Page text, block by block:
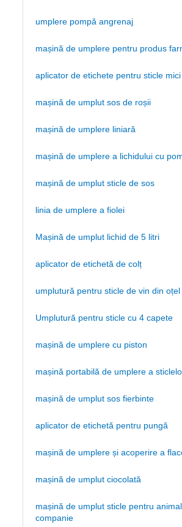
umplere pompă angrenaj
mașină de umplere pentru produs
aplicator de etichete pentru sticle mici
mașină de umplut sos de roșii
mașină de umplere liniară
mașină de umplere a lichidului cu
mașină de umplut sticle de sos
linia de umplere a fiolei
Mașină de umplut lichid de 5 litri
aplicator de etichetă de colț
umplutură pentru sticle de vin din
Umplutură pentru sticle cu 4 capete
mașină de umplere cu piston
mașină portabilă de umplere a
mașină de umplut sos fierbinte
aplicator de etichetă pentru pungă
mașină de umplere și acoperire a
mașină de umplut ciocolată
mașină de umplut sticle pentru
companie